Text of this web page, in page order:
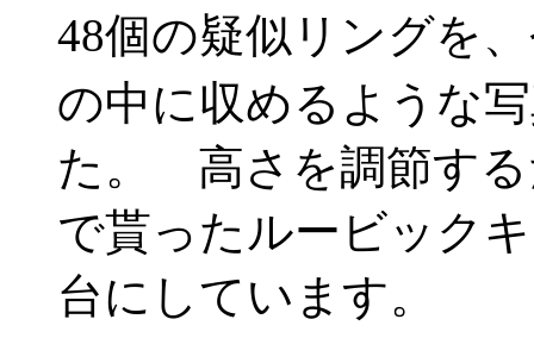
48個の疑似リングを
の中に収めるような
た。 高さを調節する
で貰ったルービック
台にしています。